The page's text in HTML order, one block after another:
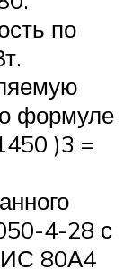
по
формуле
)3 =
4-28 с
80А4